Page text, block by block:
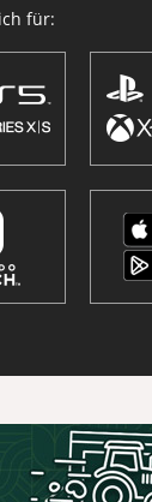
für: